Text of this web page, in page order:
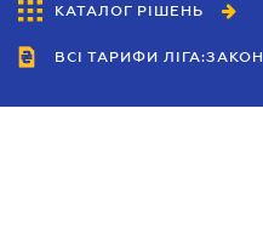
КАТАЛОГ РІШЕНЬ
ВСІ ТАРИФИ ЛІГА:ЗАКОН